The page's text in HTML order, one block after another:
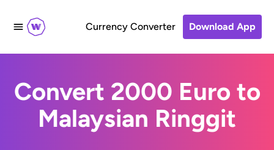
Currency Converter Download App
Convert 2000 Euro to
Malaysian Ringgit